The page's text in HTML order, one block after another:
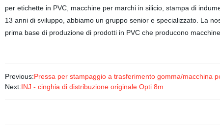
per etichette in PVC, macchine per marchi in silicio, stampa di
13 anni di sviluppo, abbiamo un gruppo senior e specializzato. La
prima base di produzione di prodotti in PVC che producono
Previous:Pressa per stampaggio a trasferimento gomma/macchina
Next:INJ - cinghia di distribuzione originale Opti 8m